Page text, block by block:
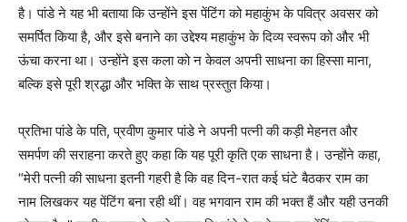
है। पांडे ने यह भी बताया कि उन्होंने इस पेंटिंग को महाकुंभ के पवित्र अवसर को
समर्पित किया है, और इसे बनाने का उद्देश्य महाकुंभ के दिव्य स्वरूप को और भी
ऊंचा करना था। उन्होंने इस कला को न केवल अपनी साधना का हिस्सा माना,
बल्कि इसे पूरी श्रद्धा और भक्ति के साथ प्रस्तुत किया।
प्रतिभा पांडे के पति, प्रवीण कुमार पांडे ने अपनी पत्नी की कड़ी मेहनत और
समर्पण की सराहना करते हुए कहा कि यह पूरी कृति एक साधना है। उन्होंने कहा,
“मेरी पत्नी की साधना इतनी गहरी है कि वह दिन-रात कई घंटे बैठकर राम का
नाम लिखकर यह पेंटिंग बना रही थीं। वह भगवान राम की भक्त हैं और यही उनकी